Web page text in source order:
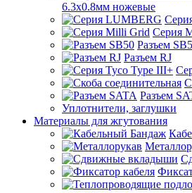
6.3х0.8мм ножевые
Серия
Разъем
Разъем RJ
Разъем
Уплотнители, заглушки
Материалы для жгутования